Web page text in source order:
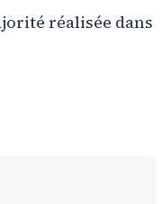
réalisée dans